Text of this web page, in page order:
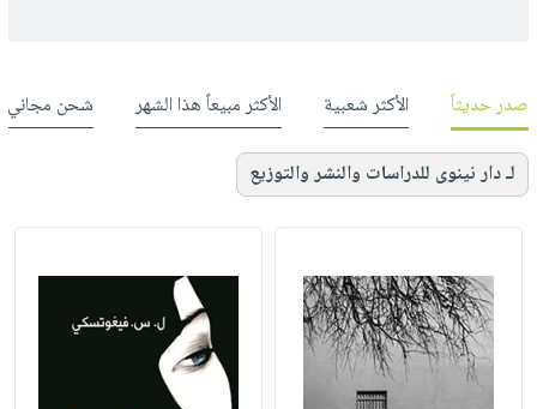
صدر حديثاً الأكثر شعبية الأكثر مبيعاً هذا الشهر شحن مجاني
لـ دار نينوى للدراسات والنشر والتوزيع